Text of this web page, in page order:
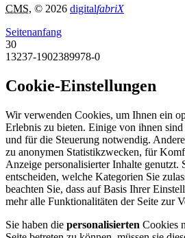
CMS, © 2026 digitalfabriX
Seitenanfang
30
13237-1902389978-0
Cookie-Einstellungen
Wir verwenden Cookies, um Ihnen ein
Erlebnis zu bieten. Einige von ihnen
und für die Steuerung notwendig.
zu anonymen Statistikzwecken, für
Anzeige personalisierter Inhalte genutzt.
entscheiden, welche Kategorien Sie
beachten Sie, dass auf Basis Ihrer
mehr alle Funktionalitäten der Seite zur
Sie haben die personalisierten Cookies